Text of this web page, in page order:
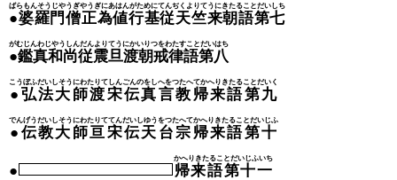
●婆羅門僧正為値行基従天竺来朝語第七
ばらもんそうじやうぎやうぎにあはんがためにてんぢくよりてうにきたることだいしち
●鑑真和尚従震旦渡朝戒律語第八
がむじんわじやうしんだんよりてうにかいりつをわたすことだいはち
●弘法大師渡宋伝真言教帰来語第九
こうぼふだいしそうにわたりてしんごんのをしへをつたへてかへりきたることだいく
●伝教大師亘宋伝天台宗帰来語第十
でんげうだいしそうにわたりててんだいしゆうをつたへてかへりきたることだいじふ
● 帰来語第十一
かへりきたることだいじふいち